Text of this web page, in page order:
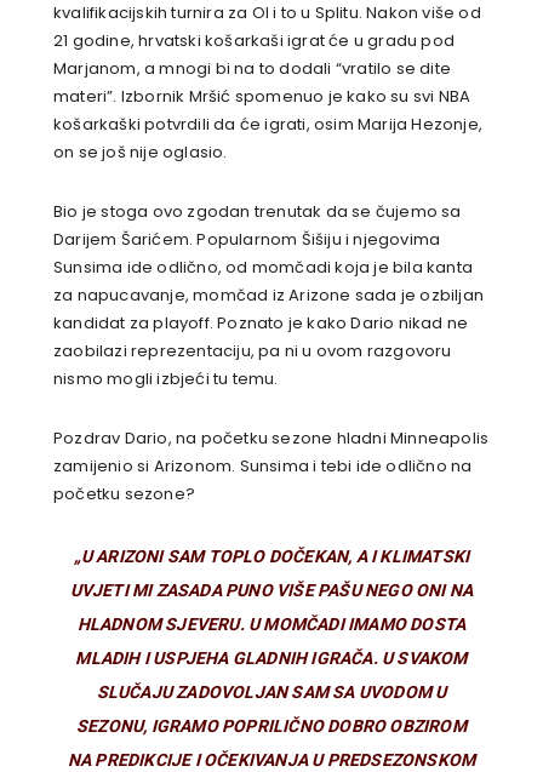
kvalifikacijskih turnira za OI i to u Splitu. Nakon više od
21 godine, hrvatski košarkaši igrat će u gradu pod
Marjanom, a mnogi bi na to dodali “vratilo se dite
materi”. Izbornik Mršić spomenuo je kako su svi NBA
košarkaški potvrdili da će igrati, osim Marija Hezonje,
on se još nije oglasio.
Bio je stoga ovo zgodan trenutak da se čujemo sa
Darijem Šarićem. Popularnom Šišiju i njegovima
Sunsima ide odlično, od momčadi koja je bila kanta
za napucavanje, momčad iz Arizone sada je ozbiljan
kandidat za playoff. Poznato je kako Dario nikad ne
zaobilazi reprezentaciju, pa ni u ovom razgovoru
nismo mogli izbjeći tu temu.
Pozdrav Dario, na početku sezone hladni Minneapolis
zamijenio si Arizonom. Sunsima i tebi ide odlično na
početku sezone?
„U ARIZONI SAM TOPLO DOČEKAN, A I KLIMATSKI
UVJETI MI ZASADA PUNO VIŠE PAŠU NEGO ONI NA
HLADNOM SJEVERU. U MOMČADI IMAMO DOSTA
MLADIH I USPJEHA GLADNIH IGRAČA. U SVAKOM
SLUČAJU ZADOVOLJAN SAM SA UVODOM U
SEZONU, IGRAMO POPRILIČNO DOBRO OBZIROM
NA PREDIKCIJE I OČEKIVANJA U PREDSEZONSKOM